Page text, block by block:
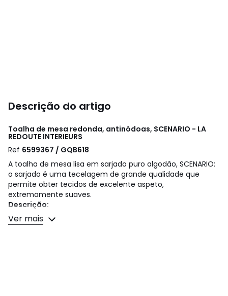
Descrição do artigo
Toalha de mesa redonda, antinódoas, SCENARIO - LA
REDOUTE INTERIEURS
Ref 6599367 / GQB618
A toalha de mesa lisa em sarjado puro algodão, SCENARIO:
o sarjado é uma tecelagem de grande qualidade que
permite obter tecidos de excelente aspeto,
extremamente suaves.
Descrição:
• Puro algodão
• Acabamento com bainha
Ver mais